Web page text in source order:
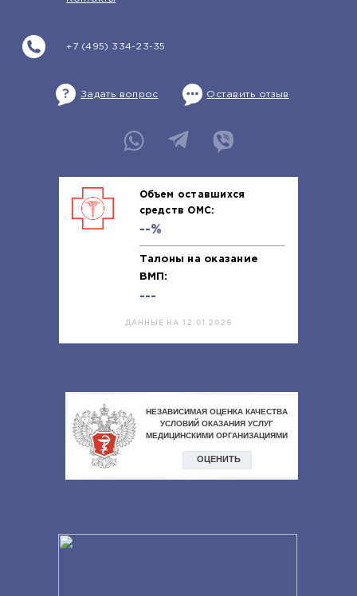
+7 (495) 334-23-35
Задать вопрос Оставить отзыв
Объем оставшихся
средств ОМС:
--%
Талоны на оказание
ВМП:
---
ДАННЫЕ НА 12.01.2026